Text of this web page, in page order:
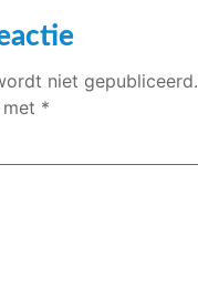
niet gepubliceerd.
*